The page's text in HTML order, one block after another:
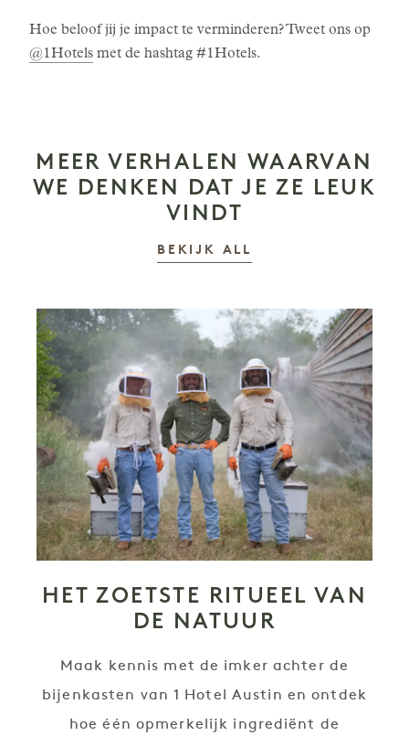
Hoe beloof jij je impact te verminderen? Tweet ons op
@1Hotels met de hashtag #1Hotels.
MEER VERHALEN WAARVAN
WE DENKEN DAT JE ZE LEUK
VINDT
BEKIJK ALL
HET ZOETSTE RITUEEL VAN
DE NATUUR
Maak kennis met de imker achter de
bijenkasten van 1 Hotel Austin en ontdek
hoe één opmerkelijk ingrediënt de